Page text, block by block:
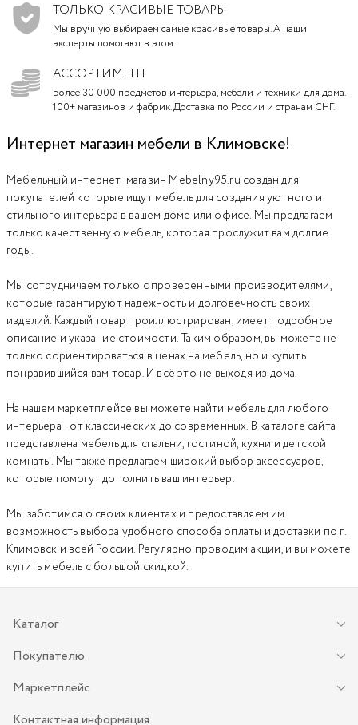
ТОЛЬКО КРАСИВЫЕ ТОВАРЫ
Мы вручную выбираем самые красивые товары. А наши
эксперты помогают в этом.
АССОРТИМЕНТ
Более 30 000 предметов интерьера, мебели и техники для дома.
100+ магазинов и фабрик. Доставка по России и странам СНГ.
Интернет магазин мебели в Климовске!
Мебельный интернет-магазин Mebelny95.ru создан для
покупателей которые ищут мебель для создания уютного и
стильного интерьера в вашем доме или офисе. Мы предлагаем
только качественную мебель, которая прослужит вам долгие
годы.
Мы сотрудничаем только с проверенными производителями,
которые гарантируют надежность и долговечность своих
изделий. Каждый товар проиллюстрирован, имеет подробное
описание и указание стоимости. Таким образом, вы можете не
только сориентироваться в ценах на мебель, но и купить
понравившийся вам товар. И всё это не выходя из дома.
На нашем маркетплейсе вы можете найти мебель для любого
интерьера - от классических до современных. В каталоге сайта
представлена мебель для спальни, гостиной, кухни идетской
комнаты. Мы также предлагаем широкий выбор аксессуаров,
которые помогут дополнить ваш интерьер.
Мы заботимся о своих клиентах и предоставляем им
возможность выбора удобного способа оплаты и доставки по г.
Климовск и всей России. Регулярно проводим акции, и вы можете
купить мебель с большой скидкой.
Каталог
Покупателю
Маркетплейс
Контактная информация